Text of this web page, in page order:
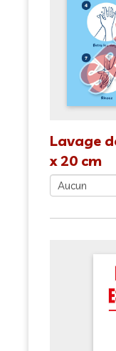
Lavage
x 20 cm